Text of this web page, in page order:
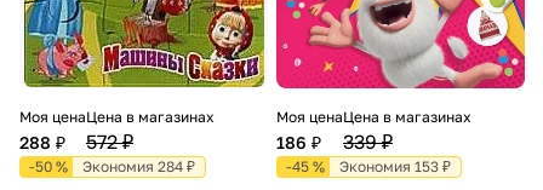
Моя цена
288 ₽
Цена в магазинах
572 ₽
-50 % Экономия 284 ₽
Моя цена
186 ₽
Цена в магазинах
339 ₽
-45 % Экономия 153 ₽